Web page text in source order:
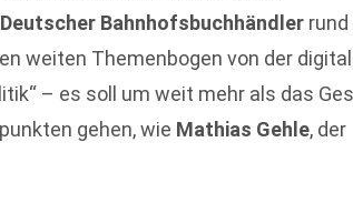
Bahnhofsbuchhändler rund
weiten Themenbogen von der
– es soll um weit mehr als das
gehen, wie Mathias Gehle, der